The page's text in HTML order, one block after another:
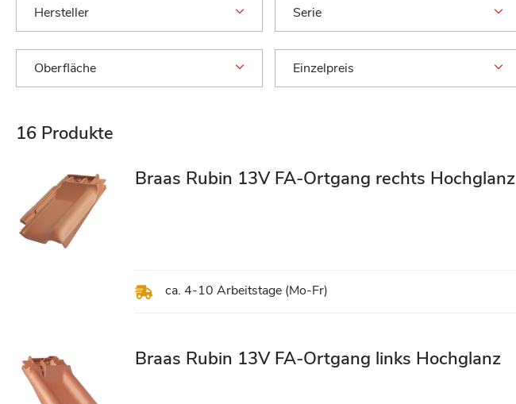
Hersteller Serie
Oberfläche Einzelpreis
16 Produkte
Braas Rubin 13V FA-Ortgang rechts Hochglanz
ca. 4-10 Arbeitstage (Mo-Fr)
Braas Rubin 13V FA-Ortgang links Hochglanz